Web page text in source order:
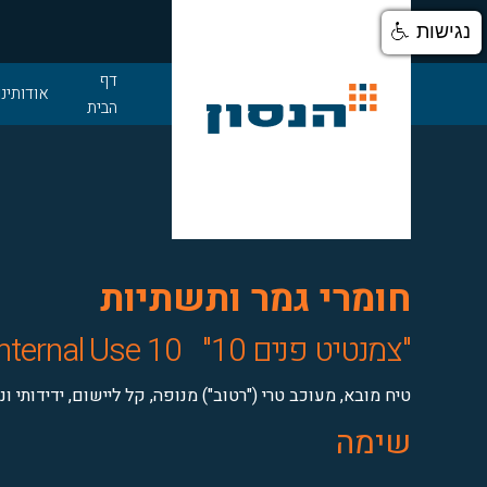
דף
הבית
חומרי גמר ותשתיות
"צמנטיט פנים 10" Use 10
טיח מובא, מעוכב טרי ("רטוב") מנופה, קל ליישום, ידידותי
שימה
נגישות